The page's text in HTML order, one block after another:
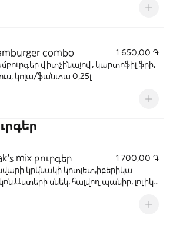
combo
1 650,00 ֏
վիտչինայով, կարտոֆիլ ֆրի,
կոլա/ֆանտա 0,25լ
mix բուրգեր
1 700,00 ֏
կրկնակի կոտլետ,իբերիկա
սնեկ, հալվող պանիր, լոլիկ,